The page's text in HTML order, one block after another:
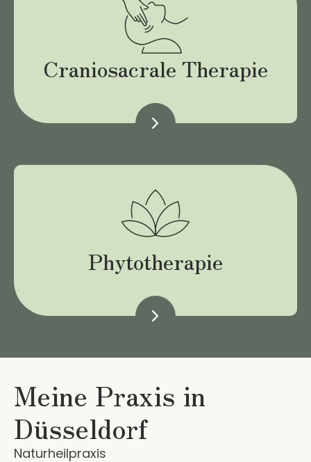
Craniosacrale Therapie
Phytotherapie
Meine Praxis in
Düsseldorf
Naturheilpraxis